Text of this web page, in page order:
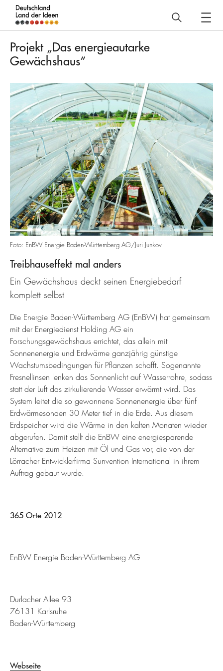
Deutschland
–
Land
Ideen
Projekt
Projekt „Das energieautarke
Gewächshaus“
Foto: EnBW Energie Baden-Württemberg AG/Juri Junkov
Treibhauseffekt mal anders
Ein Gewächshaus deckt seinen Energiebedarf
komplett selbst
Die Energie Baden-Württemberg AG (EnBW) hat gemeinsam
mit der Energiedienst Holding AG ein
Forschungsgewächshaus errichtet, das allein mit
Sonnenenergie und Erdwärme ganzjährig günstige
Wachstumsbedingungen für Pflanzen schafft. Sogenannte
Fresnellinsen lenken das Sonnenlicht auf Wasserrohre, sodass
statt der Luft das zirkulierende Wasser erwärmt wird. Das
System leitet die so gewonnene Sonnenenergie über fünf
Erdwärmesonden 30 Meter tief in die Erde. Aus diesem
Erdspeicher wird die Wärme in den kalten Monaten wieder
abgerufen. Damit stellt die EnBW eine energiesparende
Alternative zum Heizen mit Öl und Gas vor, die von der
Lörracher Entwicklerfirma Sunvention International in ihrem
Auftrag gebaut wurde.
365 Orte 2012
EnBW Energie Baden-Württemberg AG
Durlacher Allee 93
76131 Karlsruhe
Baden-Württemberg
Webseite